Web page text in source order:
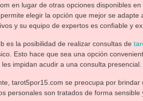
en lugar de otras opciones disponibles
elegir la opción que mejor se adapte
y su equipo de expertos es confiable y
es la posibilidad de realizar consultas de
Esto hace que sea una opción
impidan acudir a una consulta presencial.
tarot5por15.com se preocupa por
personales son tratados de forma